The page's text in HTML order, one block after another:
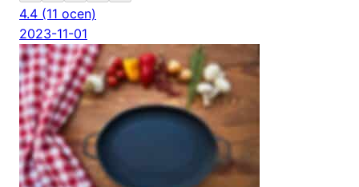
4.4 (11 ocen)
2023-11-01